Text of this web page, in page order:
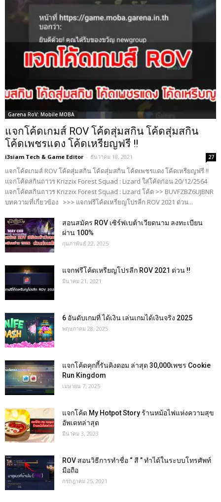
Garena RoV: Mobile MOBA
แจกโค้ดเกมส์ ROV โค้ดสุ่มสกิน โค้ดสุ่มสกิน
โค้ดเพชรแดง โค้ดเหรียญฟรี !!
i3siam Tech & Game Editor - ธันวาคม 18, 2021 27
แจกโค้ดเกมส์ ROV โค้ดสุ่มสกิน โค้ดสุ่มสกิน โค้ดเพชรแดง โค้ดเหรียญฟรี !!
แจกโค้ดสกินถาวร Krizzix Forest Squad : Lizard ใส่โค้ดก่อน 20/12/2564
แจกโค้ดสกินถาวร Krizzix Forest Squad : Lizard โค้ด >> BUVFZBZ6UJBNR
บทความที่เกี่ยวข้อง >>> แจกฟรีโค้ดเหรียญโปรลีก ROV 2021 ด่วน...
สอนสมัคร ROV เซิร์ฟเบต้าเวียดนาม ลงทะเบียน
ผ่าน 100%
กุมภาพันธ์ 22, 2025
แจกฟรีโค้ดเหรียญโปรลีก ROV 2021 ด่วน !!
มีนาคม 21, 2021
6 อันดับเกมที่ ได้เงิน เล่นเกมได้เงินจริง 2025
พฤษภาคม 28, 2025
แจกโค้ดคุกกี้รันคิงดอม ล่าสุด 30,000เพชร Cookie
Run Kingdom
เมษายน 7, 2025
แจกโค้ด My Hotpot Story ร้านหม้อไฟแห่งความสุข
อัพเดทล่าสุด
มีนาคม 3, 2023
ROV สอนวิธีการทำชื่อ “ สี ” ทำได้ในระบบโทรศัพท์
มือถือ
กรกฎาคม 25, 2021